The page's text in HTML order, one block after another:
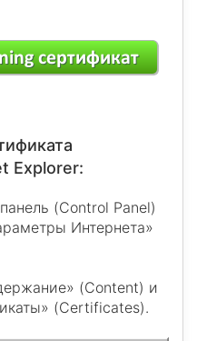
Explorer:
(Control Panel)
Интернета»
(Content) и
(Certificates).